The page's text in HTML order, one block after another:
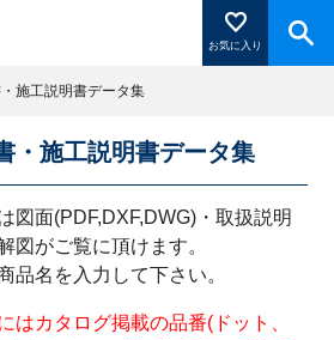
お気に入り
気に入り登録」を押すと登録した
ます。
施工説明書データ集
・施工説明書データ集
図面(PDF,DXF,DWG)・取扱説明
図がご覧に頂けます。
品名を入力して下さい。
はカタログ掲載の品番(ドット、